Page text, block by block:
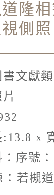
道隆
側照
書文獻
:13.8 x
序號
若槻